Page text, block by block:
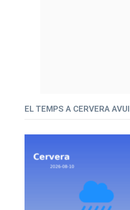
EL TEMPS A CERVERA AVUI